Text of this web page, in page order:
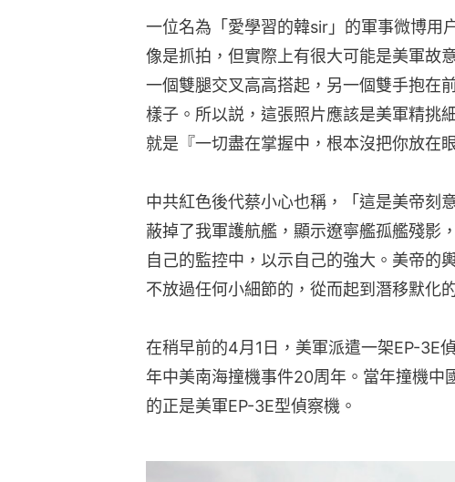
一位名為「愛學習的韓sir」的軍事微博用
像是抓拍，但實際上有很大可能是美軍故
一個雙腿交叉高高搭起，另一個雙手抱在
樣子。所以説，這張照片應該是美軍精挑
就是『一切盡在掌握中，根本沒把你放在眼
中共紅色後代蔡小心也稱，「這是美帝刻
蔽掉了我軍護航艦，顯示遼寧艦孤艦殘影
自己的監控中，以示自己的強大。美帝的
不放過任何小細節的，從而起到潛移默化的
在稍早前的4月1日，美軍派遣一架EP-3E
年中美南海撞機事件20周年。當年撞機中
的正是美軍EP-3E型偵察機。